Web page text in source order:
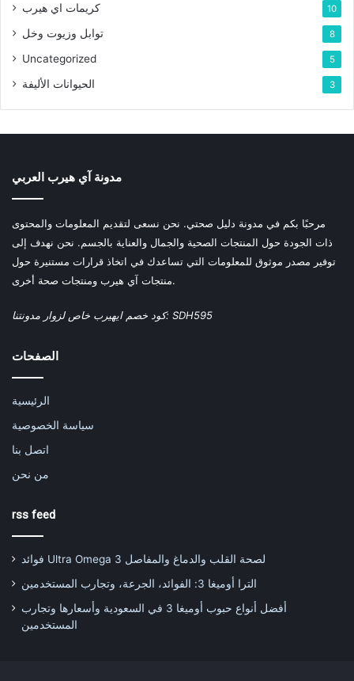
كريمات اي هيرب 10
توابل وزيوت وخل 8
Uncategorized 5
الحيوانات الأليفة 3
مدونة آي هيرب العربي
مرحبًا بكم في مدونة دليل صحتي. نحن نسعى لتقديم المعلومات والمحتوى
ذات الجودة حول المنتجات الصحية والجمال والعناية بالجسم. نحن نهدف إلى
توفير مصدر موثوق للمعلومات التي تساعدك في اتخاذ قرارات مستنيرة حول
منتجات آي هيرب ومنتجات صحة أخرى.
كود خصم ايهيرب خاص لزوار مدونتنا: SDH595
الصفحات
الرئيسية
سياسة الخصوصية
اتصل بنا
من نحن
rss feed
فوائد Ultra Omega 3 لصحة القلب والدماغ والمفاصل
الترا أوميغا 3: الفوائد، الجرعة، وتجارب المستخدمين
أفضل أنواع حبوب أوميغا 3 في السعودية وأسعارها وتجارب
المستخدمين